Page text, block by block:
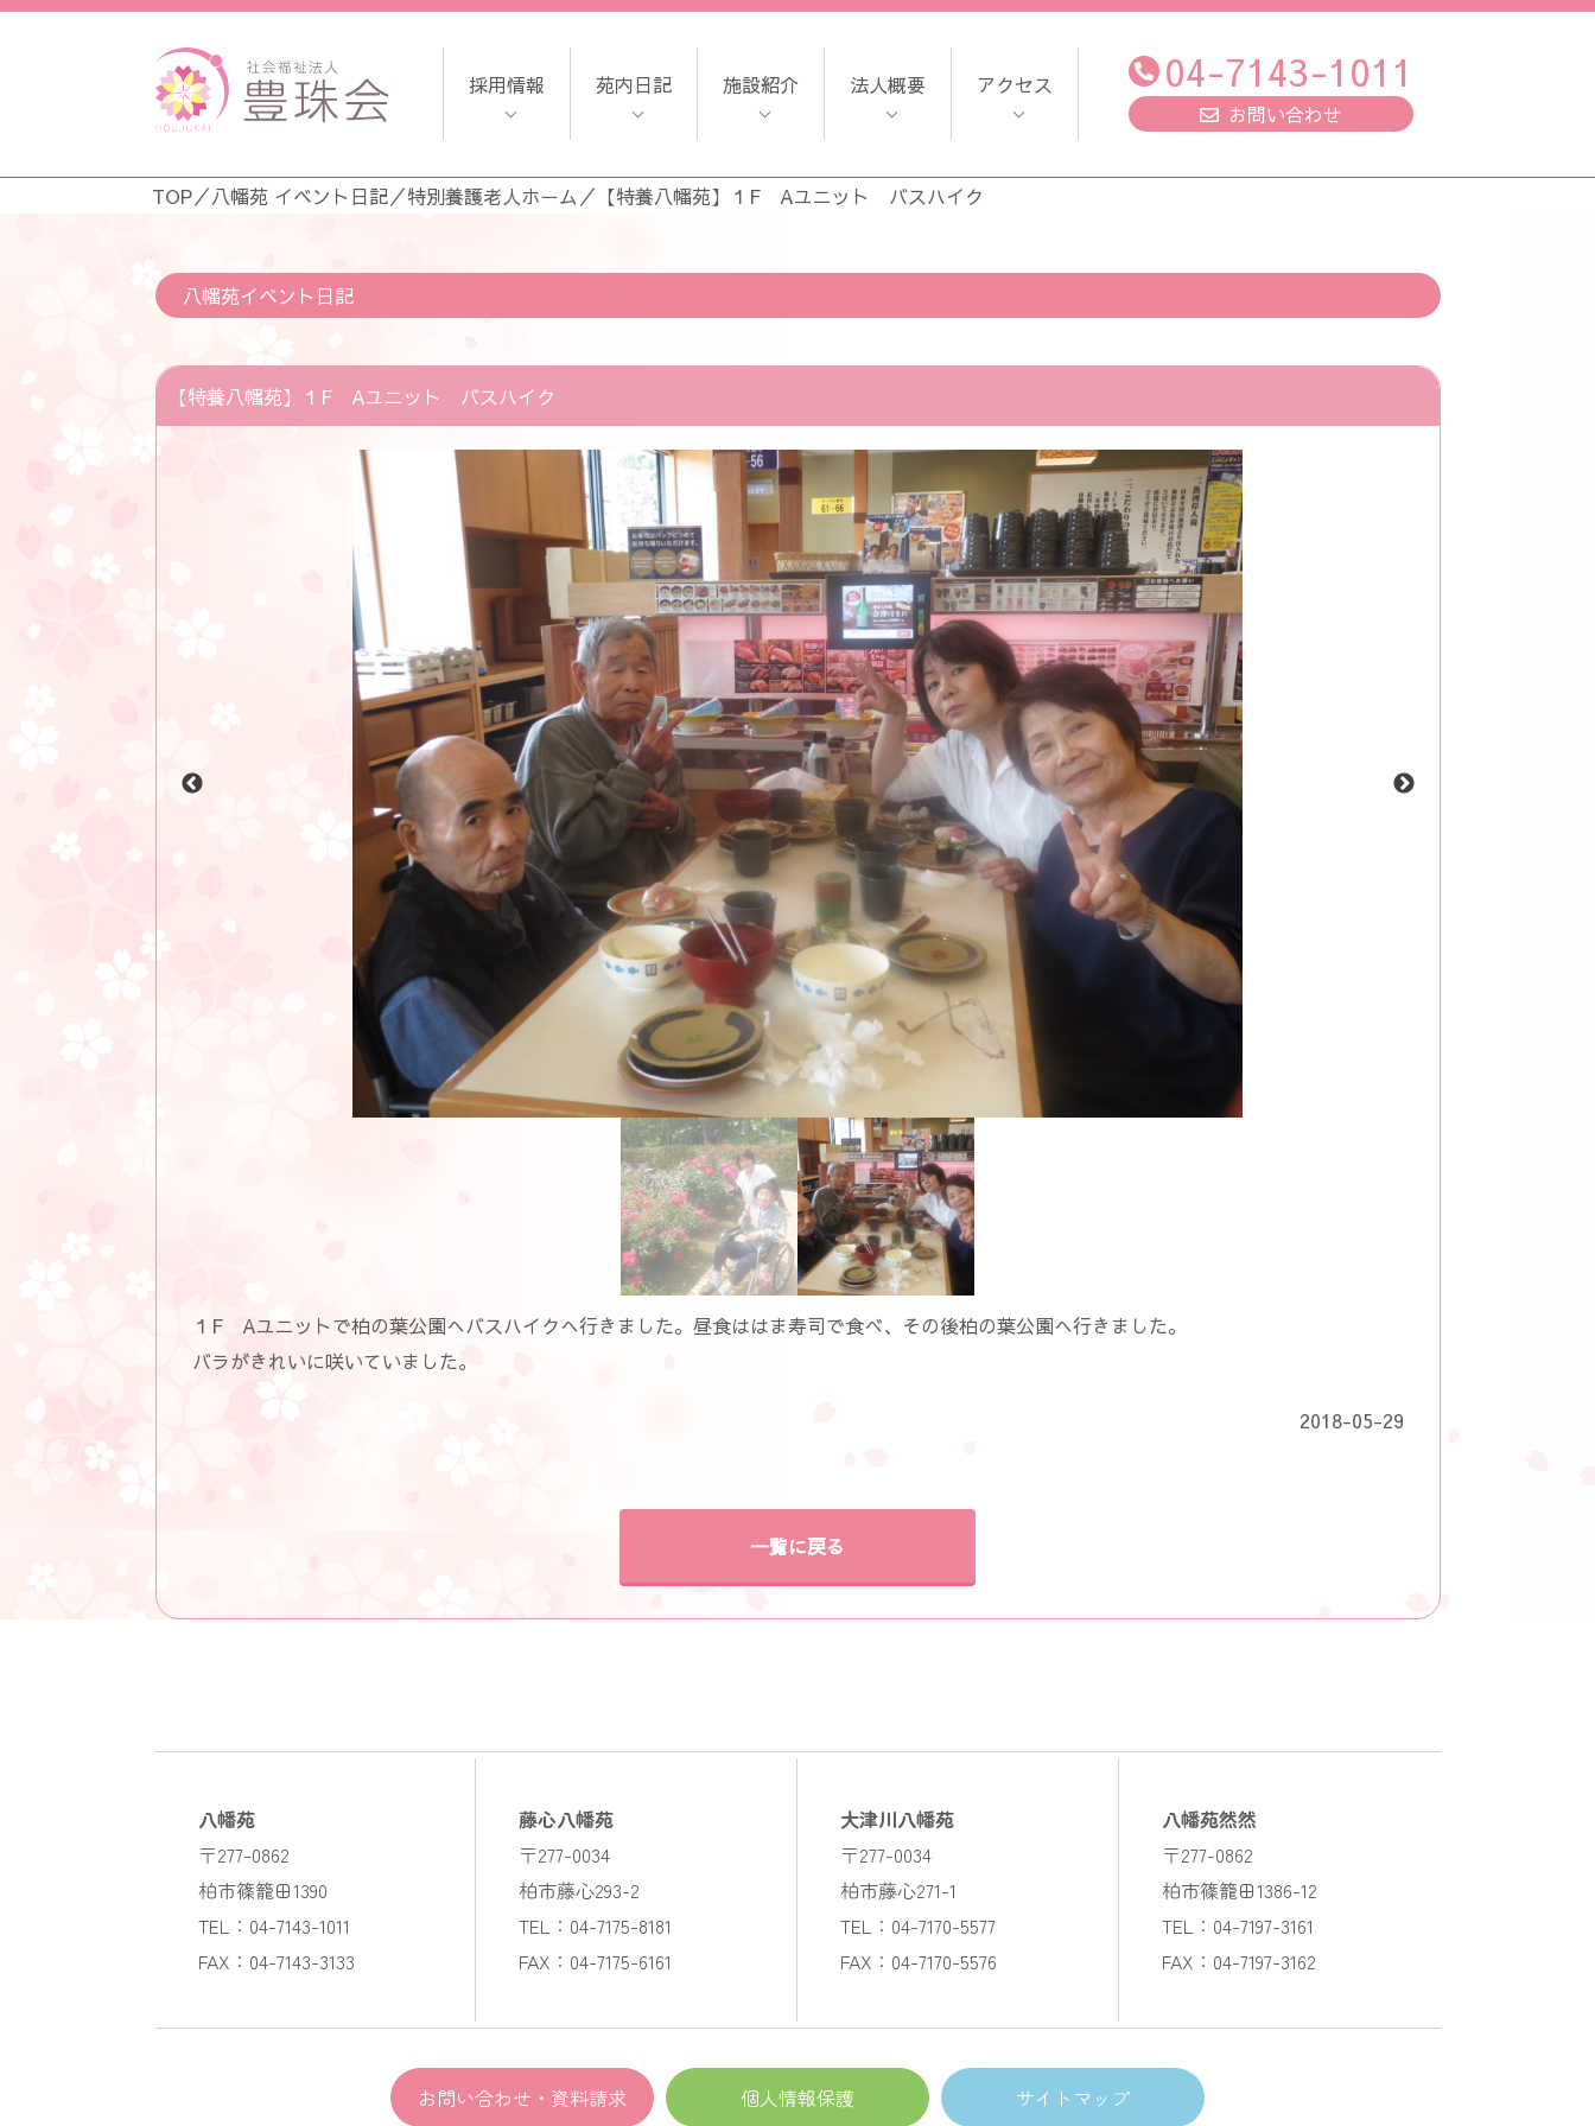
採用情報 苑内日記 施設紹介 法人概要 アクセス 04-7143-1011
お問い合わせ
TOP／八幡苑 イベント日記／特別養護老人ホーム ／ 【特養八幡苑】１F Aユニット バスハイク
八幡苑イベント日記
【特養八幡苑】１F Aユニット バスハイク
１F Aユニットで柏の葉公園へバスハイクへ行きました。昼食ははま寿司で食べ、その後柏の葉公園へ行きました。
バラがきれいに咲いていました。
2018-05-29
一覧に戻る
八幡苑
〒277-0862
柏市篠籠田1390
TEL：04-7143-1011
FAX：04-7143-3133
藤心八幡苑
〒277-0034
柏市藤心293-2
TEL：04-7175-8181
FAX：04-7175-6161
大津川八幡苑
〒277-0034
柏市藤心271-1
TEL：04-7170-5577
FAX：04-7170-5576
八幡苑然然
〒277-0862
柏市篠籠田1386-12
TEL：04-7197-3161
FAX：04-7197-3162
お問い合わせ・資料請求 個人情報保護 サイトマップ